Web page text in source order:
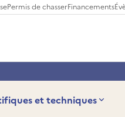
Permis de chasserFinancements
et techniques